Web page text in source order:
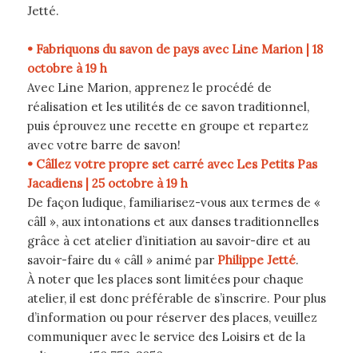
Jetté.
• Fabriquons du savon de pays avec Line Marion | 18
octobre à 19 h
Avec Line Marion, apprenez le procédé de
réalisation et les utilités de ce savon traditionnel,
puis éprouvez une recette en groupe et repartez
avec votre barre de savon!
• Câllez votre propre set carré avec Les Petits Pas
Jacadiens | 25 octobre à 19 h
De façon ludique, familiarisez-vous aux termes de «
câll », aux intonations et aux danses traditionnelles
grâce à cet atelier d’initiation au savoir-dire et au
savoir-faire du « câll » animé par Philippe Jetté.
À noter que les places sont limitées pour chaque
atelier, il est donc préférable de s’inscrire. Pour plus
d’information ou pour réserver des places, veuillez
communiquer avec le service des Loisirs et de la